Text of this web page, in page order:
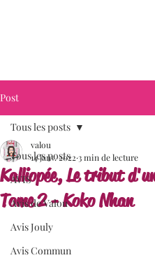
Post
Tous les posts
AVIS
Avis de Valou
Avis Jouly
Avis Commun
Tous les posts
Kalliopée, Le tribut
Tome 2 - Koko Nhan
valou
14 janv. 2022 3 min de lecture